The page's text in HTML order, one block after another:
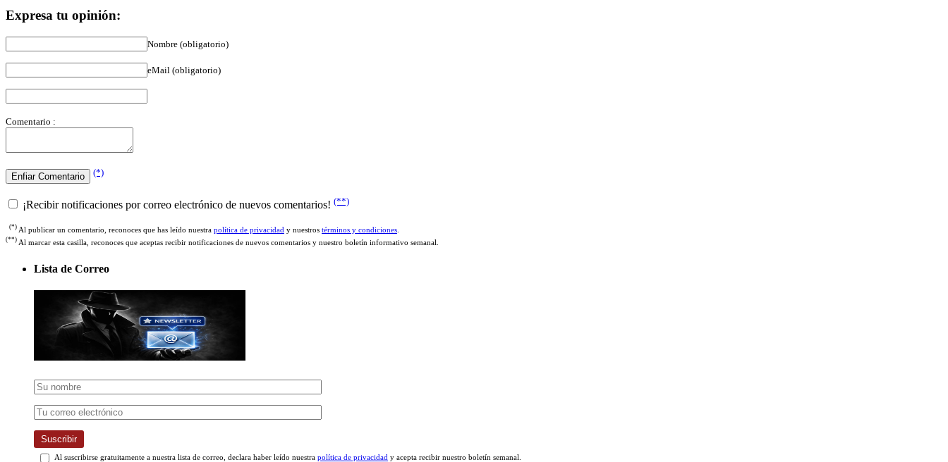
Expresa tu opinión:
Nombre (obligatorio)
eMail (obligatorio)
Comentario :
(*)
¡Recibir notificaciones por correo electrónico de nuevos comentarios! (**)
(*) Al publicar un comentario, reconoces que has leído nuestra política de privacidad y nuestros términos y condiciones
(**) Al marcar esta casilla, reconoces que aceptas recibir notificaciones de nuevos comentarios y nuestro boletín informativo semanal.
Lista de Correo
Suscribir
Al suscribirse gratuitamente a nuestra lista de correo, declara haber leído nuestra política de privacidad y acepta recibir nuestro boletín semanal.